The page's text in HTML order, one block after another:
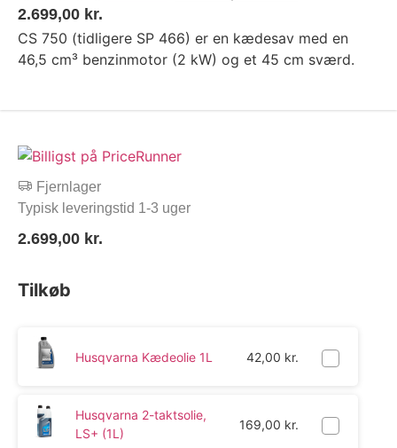
2.699,00 kr.
CS 750 (tidligere SP 466) er en kædesav med en
46,5 cm³ benzinmotor (2 kW) og et 45 cm sværd.
Fjernlager
Typisk leveringstid 1-3 uger
2.699,00 kr.
Tilkøb
Husqvarna Kædeolie 1L 42,00 kr.
Husqvarna 2-taktsolie,
LS+ (1L)
169,00 kr.